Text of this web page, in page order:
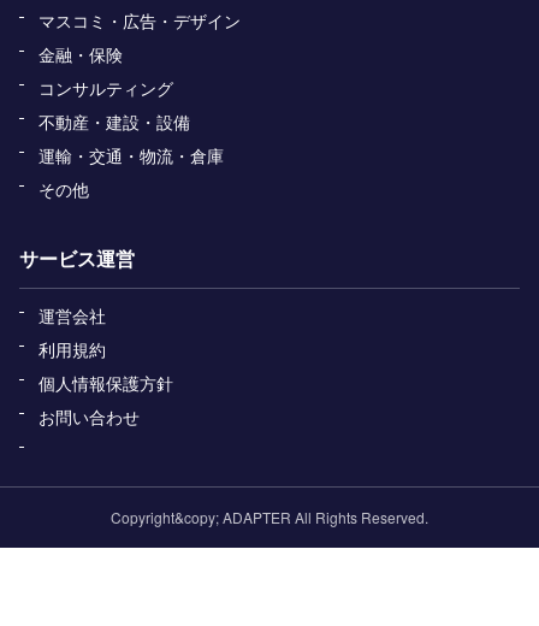
マスコミ・広告・デザイン
金融・保険
コンサルティング
不動産・建設・設備
運輸・交通・物流・倉庫
その他
サービス運営
運営会社
利用規約
個人情報保護方針
お問い合わせ
Copyright&copy; ADAPTER All Rights Reserved.